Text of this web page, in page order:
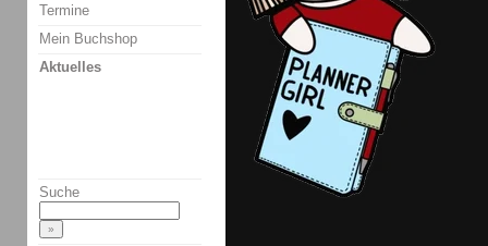
Termine
Mein Buchshop
Aktuelles
Suche